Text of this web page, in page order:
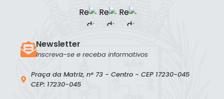
Praça da Matriz, n° 73 - Centro - CEP 17230-045
CEP: 17230-045
Newsletter
Inscreva-se e receba informativos